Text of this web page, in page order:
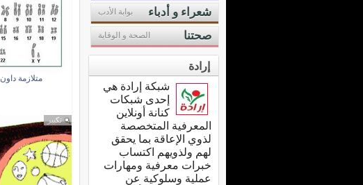
متلازمة داون
تكبير
شعراء و أدباء بوابة الأدب
صحتنا الصحة و الوقاية
إرادة
شبكة إرادة هي
إحدى شبكات
كنانة أونلاين
المعرفية المتخصصة
لذوي الإعاقة بما يحقق
لهم ولذويهم اكتساب
خبرات معرفية ومهارات
عملية وسلوكية عن